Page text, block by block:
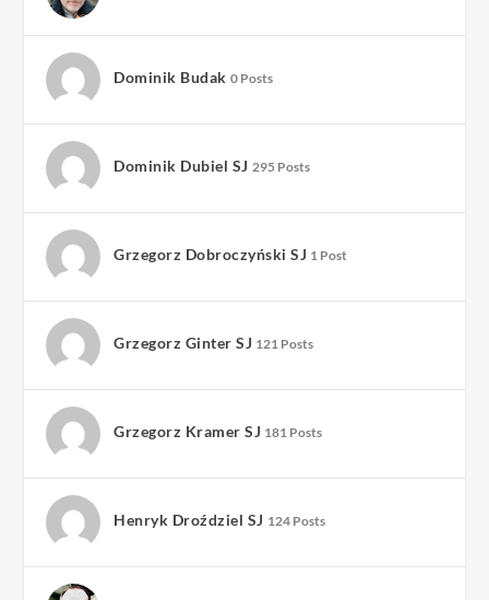
Dominik Budak 0 Posts
Dominik Dubiel SJ 295 Posts
Grzegorz Dobroczyński SJ 1 Post
Grzegorz Ginter SJ 121 Posts
Grzegorz Kramer SJ 181 Posts
Henryk Droździel SJ 124 Posts